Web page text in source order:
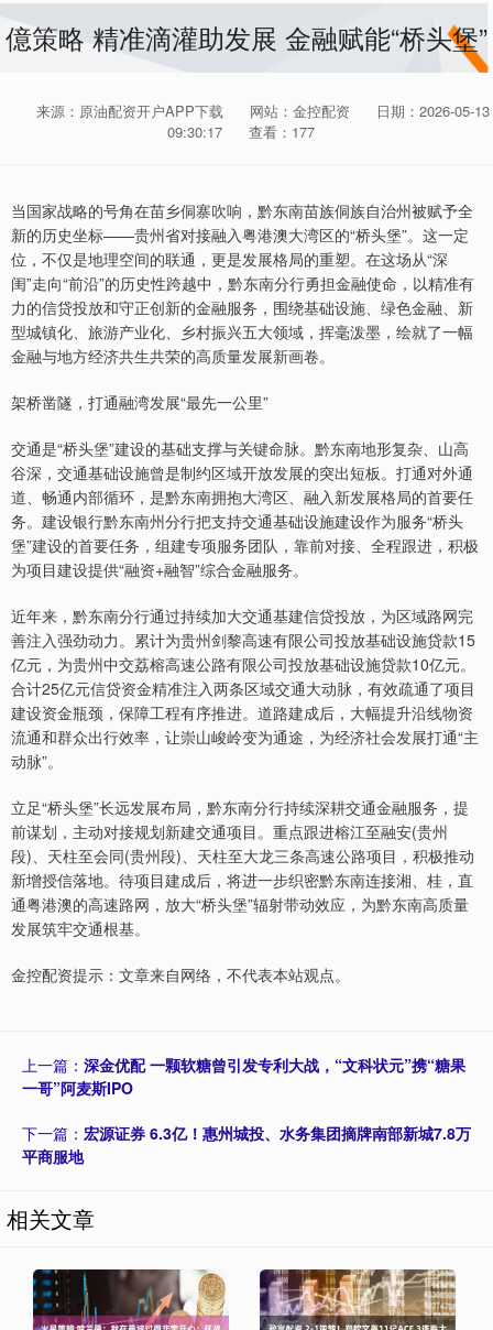
億策略 精准滴灌助发展 金融赋能“桥头堡”
来源：原油配资开户APP下载 网站：金控配资
日期：2026-05-13
09:30:17
查看：177
当国家战略的号角在苗乡侗寨吹响，黔东南苗族侗族自治州被赋予全
新的历史坐标——贵州省对接融入粤港澳大湾区的“桥头堡”。这一定
位，不仅是地理空间的联通，更是发展格局的重塑。在这场从“深
闺”走向“前沿”的历史性跨越中，黔东南分行勇担金融使命，以精准有
力的信贷投放和守正创新的金融服务，围绕基础设施、绿色金融、新
型城镇化、旅游产业化、乡村振兴五大领域，挥毫泼墨，绘就了一幅
金融与地方经济共生共荣的高质量发展新画卷。
架桥凿隧，打通融湾发展“最先一公里”
交通是“桥头堡”建设的基础支撑与关键命脉。黔东南地形复杂、山高
谷深，交通基础设施曾是制约区域开放发展的突出短板。打通对外通
道、畅通内部循环，是黔东南拥抱大湾区、融入新发展格局的首要任
务。建设银行黔东南州分行把支持交通基础设施建设作为服务“桥头
堡”建设的首要任务，组建专项服务团队，靠前对接、全程跟进，积极
为项目建设提供“融资+融智”综合金融服务。
近年来，黔东南分行通过持续加大交通基建信贷投放，为区域路网完
善注入强劲动力。累计为贵州剑黎高速有限公司投放基础设施贷款15
亿元，为贵州中交荔榕高速公路有限公司投放基础设施贷款10亿元。
合计25亿元信贷资金精准注入两条区域交通大动脉，有效疏通了项目
建设资金瓶颈，保障工程有序推进。道路建成后，大幅提升沿线物资
流通和群众出行效率，让崇山峻岭变为通途，为经济社会发展打通“主
动脉”。
立足“桥头堡”长远发展布局，黔东南分行持续深耕交通金融服务，提
前谋划，主动对接规划新建交通项目。重点跟进榕江至融安(贵州
段)、天柱至会同(贵州段)、天柱至大龙三条高速公路项目，积极推动
新增授信落地。待项目建成后，将进一步织密黔东南连接湘、桂，直
通粤港澳的高速路网，放大“桥头堡”辐射带动效应，为黔东南高质量
发展筑牢交通根基。
金控配资提示：文章来自网络，不代表本站观点。
上一篇： 深金优配 一颗软糖曾引发专利大战，“文科状元”携“糖果
一哥”阿麦斯IPO
下一篇： 宏源证券 6.3亿！惠州城投、水务集团摘牌南部新城7.8万
平商服地
相关文章